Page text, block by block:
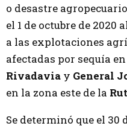
o desastre
el 1 de octubre de 2020
a las explotaciones
afectadas por sequía
Rivadavia y General
en la zona este de la
Se determinó que el 30